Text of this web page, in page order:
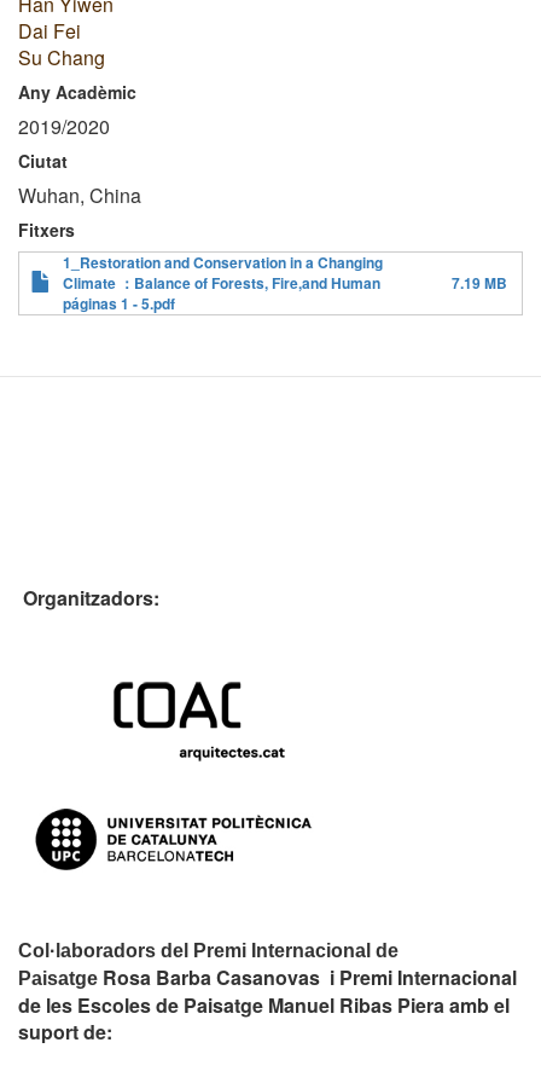
Dai Fei
Su Chang
Any Acadèmic
2019/2020
Ciutat
Wuhan, China
Fitxers
1_Restoration and Conservation in a Changing
Climate ：Balance of Forests, Fire,and Human
páginas 1 - 5.pdf
7.19 MB
Organitzadors:
Col·laboradors del Premi Internacional de
Paisatge Rosa Barba Casanovas i Premi Internacional
de les Escoles de Paisatge Manuel Ribas Piera amb el
suport de: